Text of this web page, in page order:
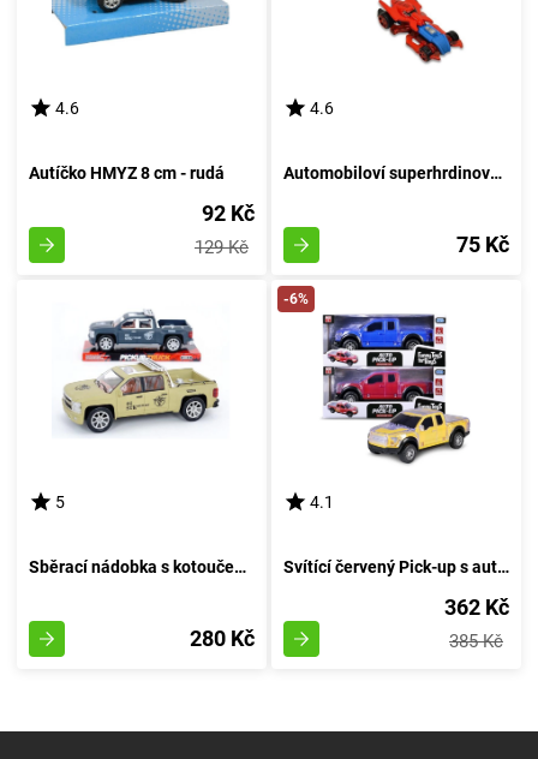
4.6
Autíčko HMYZ 8 cm - rudá
92 Kč
129 Kč
4.6
Automobiloví superhrdinové - A
75 Kč
5
Sběrací nádobka s kotoučem 27 cm - barva písku
280 Kč
-6%
4.1
Svítící červený Pick-up s automatickým ovládáním
362 Kč
385 Kč